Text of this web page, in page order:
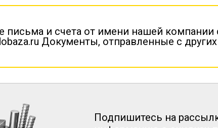
письма и счета от имени нашей компании
Документы, отправленные с
Подпишитесь на